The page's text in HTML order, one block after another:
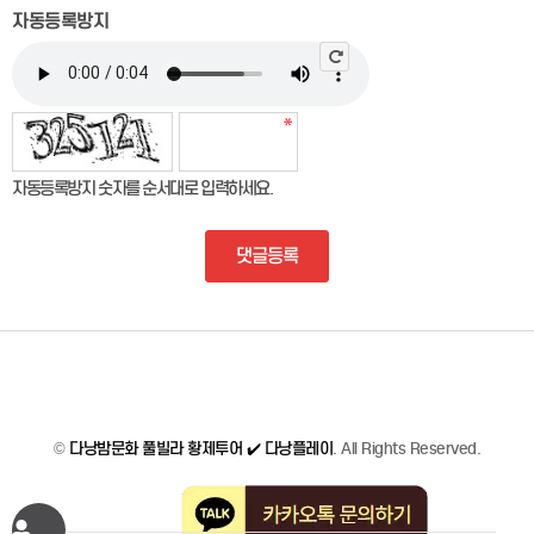
자동등록방지
자동등록방지 숫자를 순서대로 입력하세요.
댓글등록
© 다낭밤문화 풀빌라 황제투어 ✔️ 다낭플레이 . All Rights Reserved.